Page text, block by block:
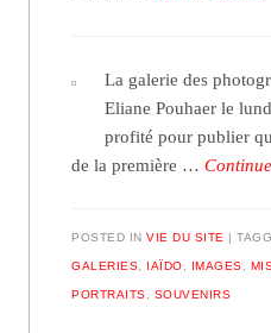
La galerie des
Eliane Pouhaer le
profité pour publier
de la première …
POSTED INVIE DU SITE
GALERIES IAÏDO IMAGES
PORTRAITS SOUVENIRS